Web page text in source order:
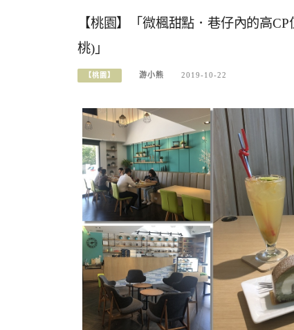
【桃園】「微楓甜點．巷仔內的高
桃)」
【桃園】 游小熊 2019-10-22